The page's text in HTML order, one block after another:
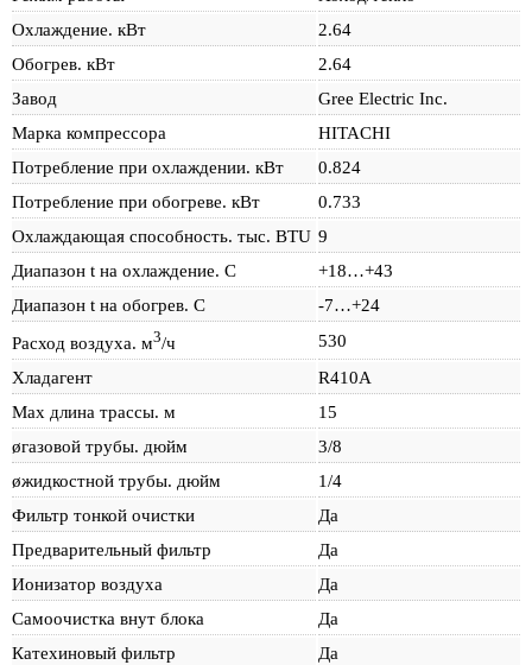
Охлаждение. кВт
2.64
Обогрев. кВт
2.64
Завод
Gree Electric Inc.
Марка компрессора
HITACHI
Потребление при охлаждении. кВт
0.824
Потребление при обогреве. кВт
0.733
Охлаждающая способность. тыс. BTU 9
Диапазон t на охлаждение. С
+18…+43
Диапазон t на обогрев. С
-7…+24
Расход воздуха. м3/ч
530
Хладагент
R410A
Max длина трассы. м
15
øгазовой трубы. дюйм
3/8
øжидкостной трубы. дюйм
1/4
Фильтр тонкой очистки
Да
Предварительный фильтр
Да
Ионизатор воздуха
Да
Самоочистка внут блока
Да
Катехиновый фильтр
Да